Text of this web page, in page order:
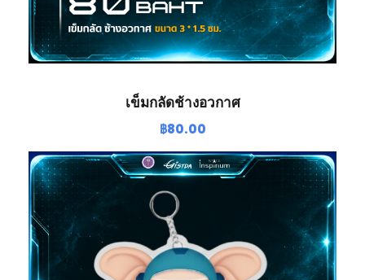
N
S
P
M
-
นั
ก
บิ
น
อ
เข็มกลัดช้างอวกาศ
฿80.00